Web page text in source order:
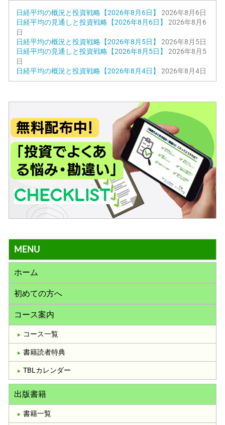
日経平均の概況と投資戦略【2026年8月6日】
2026年8月6日
日経平均の見通しと投資戦略【2026年8月6日】
2026年8月6
日
日経平均の概況と投資戦略【2026年8月5日】
2026年8月5日
日経平均の見通しと投資戦略【2026年8月5日】
2026年8月5
日
日経平均の概況と投資戦略【2026年8月4日】
2026年8月4日
MENU
ホーム
初めての方へ
コース案内
コース一覧
書籍読者特典
TBLカレンダー
出版書籍
書籍一覧